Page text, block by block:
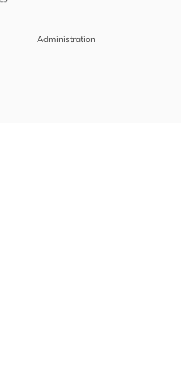
Administration